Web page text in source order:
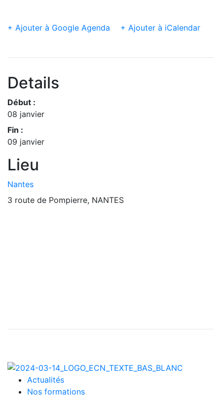
+ Ajouter à Google Agenda + Ajouter à iCalendar
Details
Début :
08 janvier
Fin :
09 janvier
Lieu
Nantes
3 route de Pompierre, NANTES
Actualités
Nos formations